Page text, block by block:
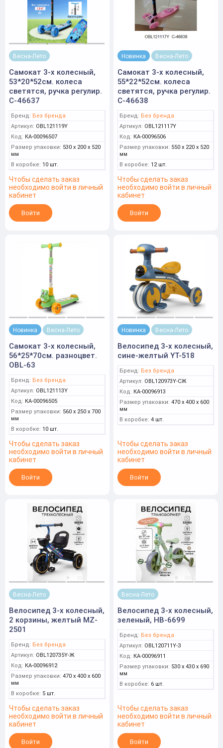
Весна-Лето
Самокат 3-х колесный,
53*20*52см. колеса
светятся, ручка регулир.
С-46637
Бренд: Без бренда
Артикул: OBL121119Y
Код: КА-00096507
Размер упаковки: 530 x 200 x 520
мм
В коробке: 10 шт.
Чтобы сделать заказ
необходимо войти в личный
кабинет
Войти
Новинка Весна-Лето
Самокат 3-х колесный,
55*22*52см. колеса
светятся, ручка регулир.
С-46638
Бренд: Без бренда
Артикул: OBL121117Y
Код: КА-00096506
Размер упаковки: 550 x 220 x 520
мм
В коробке: 12 шт.
Чтобы сделать заказ
необходимо войти в личный
кабинет
Войти
Новинка Весна-Лето
Самокат 3-х колесный,
56*25*70см. разноцвет.
OBL-63
Бренд: Без бренда
Артикул: OBL121113Y
Код: КА-00096505
Размер упаковки: 560 x 250 x 700
мм
В коробке: 10 шт.
Чтобы сделать заказ
необходимо войти в личный
кабинет
Войти
Новинка Весна-Лето
Велосипед 3-х колесный,
сине-желтый YT-518
Бренд: Без бренда
Артикул: OBL120973Y-СЖ
Код: КА-00096913
Размер упаковки: 470 x 400 x 600
мм
В коробке: 4 шт.
Чтобы сделать заказ
необходимо войти в личный
кабинет
Войти
Весна-Лето
Велосипед 3-х колесный,
2 корзины, желтый MZ-
2501
Бренд: Без бренда
Артикул: OBL120735Y-Ж
Код: КА-00096912
Размер упаковки: 470 x 400 x 600
мм
В коробке: 5 шт.
Чтобы сделать заказ
необходимо войти в личный
кабинет
Войти
Весна-Лето
Велосипед 3-х колесный,
зеленый, HB-6699
Бренд: Без бренда
Артикул: OBL120711Y-З
Код: КА-00096911
Размер упаковки: 530 x 430 x 690
мм
В коробке: 6 шт.
Чтобы сделать заказ
необходимо войти в личный
кабинет
Войти